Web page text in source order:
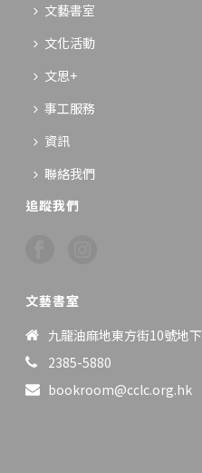
文藝書室
文化活動
文思+
事工服務
資訊
聯絡我們
追蹤我們
文藝書室
九龍油麻地東方街10號地下
2385-5880
bookroom@cclc.org.hk